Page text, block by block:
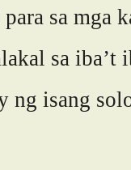
para sa mga
sa iba’t
ng isang